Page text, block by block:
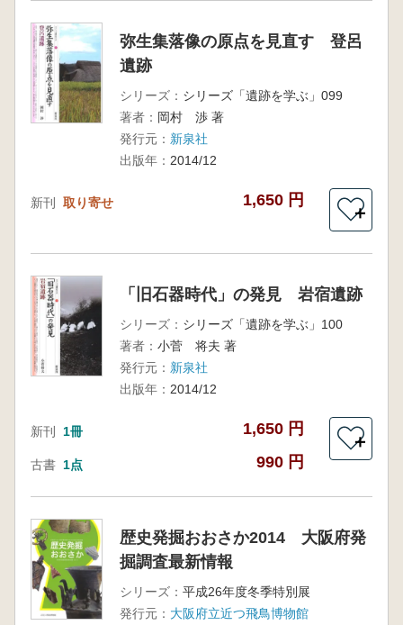
弥生集落像の原点を見直す 登呂
遺跡
シリーズ： シリーズ「遺跡を学ぶ」099
著者： 岡村 渉 著
発行元： 新泉社
出版年： 2014/12
新刊 取り寄せ 1,650 円
＋
「旧石器時代」の発見 岩宿遺跡
シリーズ： シリーズ「遺跡を学ぶ」100
著者： 小菅 将夫 著
発行元： 新泉社
出版年： 2014/12
新刊 1冊 1,650 円
古書 1点 990 円
＋
歴史発掘おおさか2014 大阪府発
掘調査最新情報
シリーズ： 平成26年度冬季特別展
発行元： 大阪府立近つ飛鳥博物館